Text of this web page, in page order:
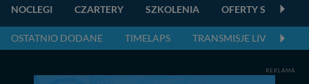
NOCLEGI CZARTERY SZKOLENIA OFERTY
OSTATNIO DODANE TIMELAPS TRANSMISJE LIVE
REKLAMA